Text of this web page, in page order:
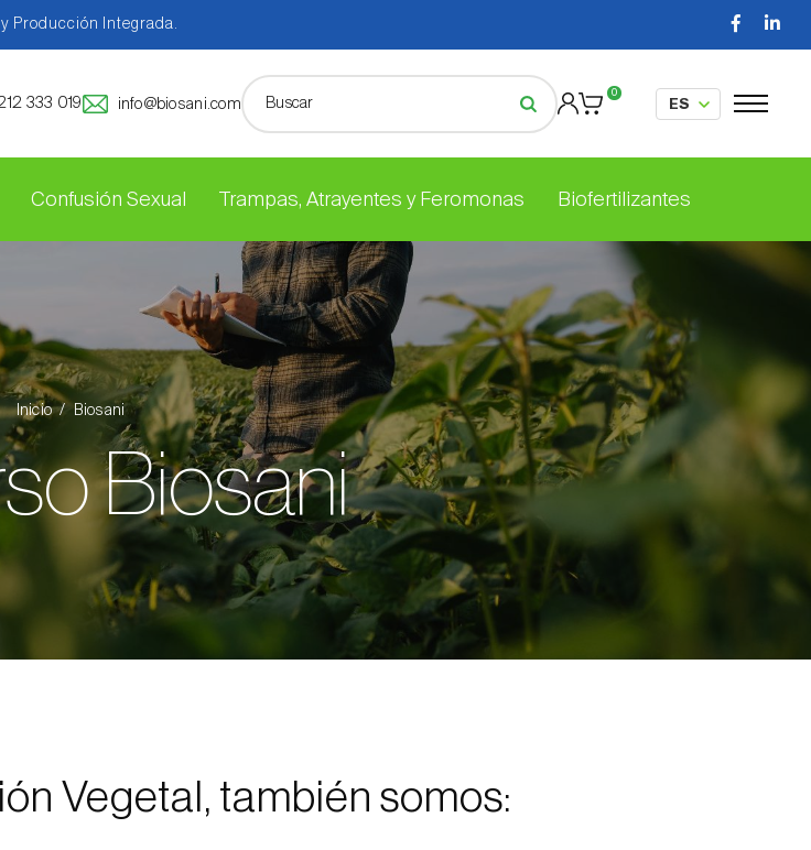
Producción Integrada.
333 019 info@biosani.com
0
Confusión Sexual Trampas, Atrayentes y Feromonas Biofertilizantes
Inicio Biosani
Biosani
Vegetal, también somos: